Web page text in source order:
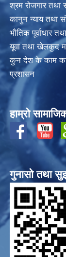
श्रम रोजगार तथा
कानुन न्याय तथा
भाैतिक पूर्वाधार
यूवा तथा खेलकुद
कुन देश के काम
प्रशासन
हाम्रो
गुनासो तथा